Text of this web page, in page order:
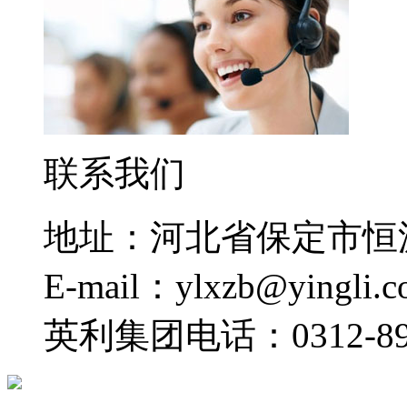
联系我们
地址：河北省保定市
E-mail：
英利集团电话：0312-